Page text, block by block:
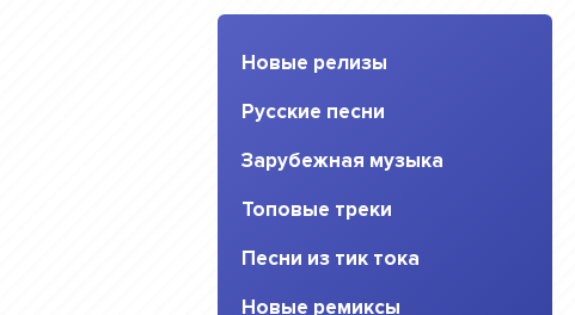
Новые релизы
Русские песни
Зарубежная музыка
Топовые треки
Песни из тик тока
Новые ремиксы